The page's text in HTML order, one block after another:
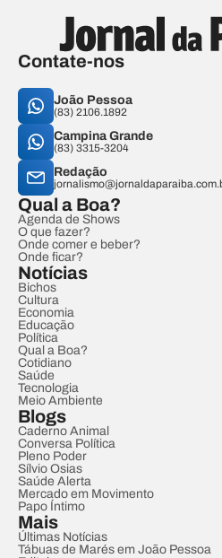
Contate-nos
João Pessoa
(83) 2106.1892
Campina Grande
(83) 3315-3204
Redação
Qual a Boa?
Agenda de Shows
O que fazer?
Onde comer e beber?
Onde ficar?
Notícias
Bichos
Cultura
Economia
Educação
Política
Qual a Boa?
Cotidiano
Saúde
Tecnologia
Meio Ambiente
Blogs
Caderno Animal
Conversa Política
Pleno Poder
Sílvio Osias
Saúde Alerta
Mercado em Movimento
Papo Íntimo
Mais
Últimas Notícias
Tábuas de Marés em João Pessoa